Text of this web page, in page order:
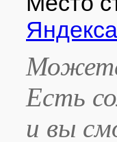
Яндекса
Есть
и вы